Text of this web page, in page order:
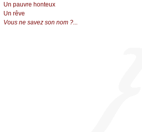
Un pauvre honteux
Un rêve
Vous ne savez son nom ?...